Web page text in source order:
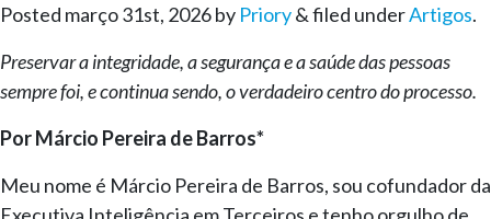
Posted março 31st, 2026by Priory&filed underArtigos.
Preservar a integridade, a segurança e a saúdedas pessoas
sempre foi, e continua sendo, o verdadeiro centro do processo.
Por Márcio Pereira de Barros*
Meu nome é Márcio Pereira de Barros, sou cofundador da